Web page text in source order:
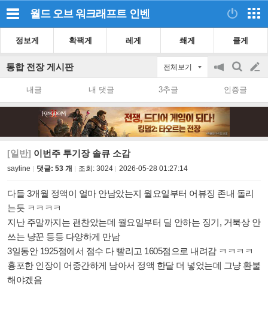
월드 오브 워크래프트 인벤
정보게 확팩게 레게 쐐게 클게
통합 전장 게시판 전체보기
공
on/off
검
색
글
쓰
내글 내 댓글 3추글 인증글
[일반] 이번주 투기장 솔큐 소감
sayline 댓글: 53 개 조회: 3024 2026-05-28 01:27:14
다들 3개월 정액이 얼마 안남았는지 월요일부터 어뷰징 존내 돌리
는듯 ㅋㅋㅋㅋ
지난 주말까지는 괜찬았는데 월요일부터 딜 안하는 징기, 거북상 안
쓰는 냥꾼 등등 다양하게 만남
3일동안 1925점에서 점수 다 빨리고 1605점으로 내려감 ㅋㅋㅋㅋ
흉포한 인장이 어중간하게 남아서 정액 한달 더 넣었는데 그냥 환불
해야겠음